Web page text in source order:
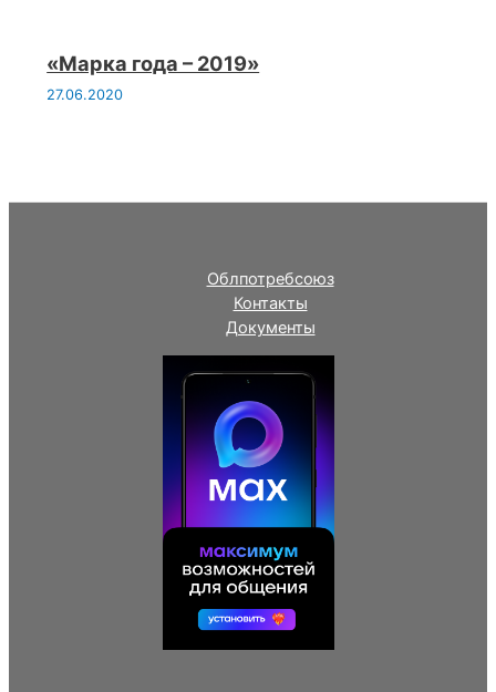
«Марка года – 2019»
27.06.2020
Облпотребсоюз
Контакты
Документы